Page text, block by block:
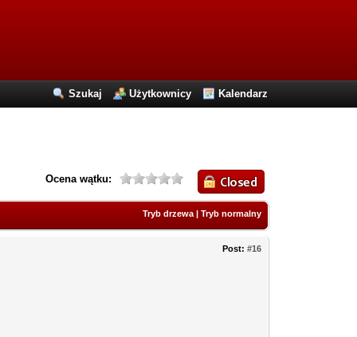
Szukaj Użytkownicy Kalendarz
Ocena wątku:
Tryb drzewa |Tryb normalny
Post:#16